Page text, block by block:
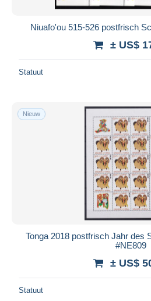
Niuafo'ou 515-526 postfrisch
± US$
Statuut
Nieuw
Tonga 2018 postfrisch Jahr des
#NE809
± US$
Statuut